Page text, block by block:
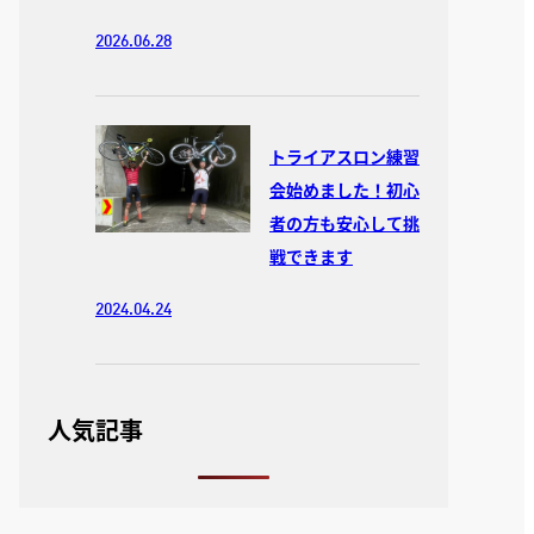
2026.06.28
トライアスロン練習
会始めました！初心
者の方も安心して挑
戦できます
2024.04.24
人気記事